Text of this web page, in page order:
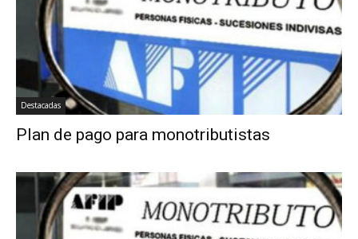
Destacadas
Plan de pago para monotributistas